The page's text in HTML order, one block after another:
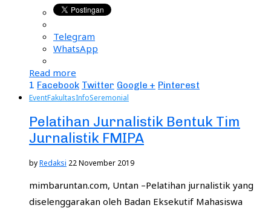
Telegram
WhatsApp
Read more
1 Facebook Twitter Google + Pinterest
EventFakultasInfoSeremonial
Pelatihan Jurnalistik Bentuk Tim
Jurnalistik FMIPA
byRedaksi 22 November 2019
mimbaruntan.com, Untan –Pelatihan jurnalistik yang
diselenggarakan oleh Badan Eksekutif Mahasiswa